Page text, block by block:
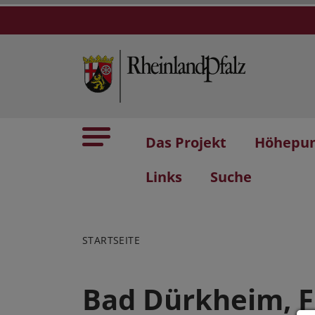
Das Projekt
Links
Suche
STARTSEITE
Bad Dürkheim,